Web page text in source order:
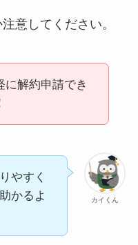
意してください。
に解約申請でき
カイくん
やすく
かるよ